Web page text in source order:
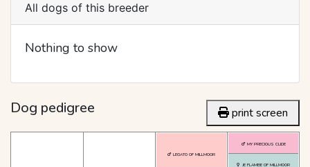
All dogs of this breeder
Nothing to show
Dog pedigree print screen
LEGATO OF MILLMOOR
MY PRECIOUS CLIDE
JE FLAMBE OF MILLMOOR